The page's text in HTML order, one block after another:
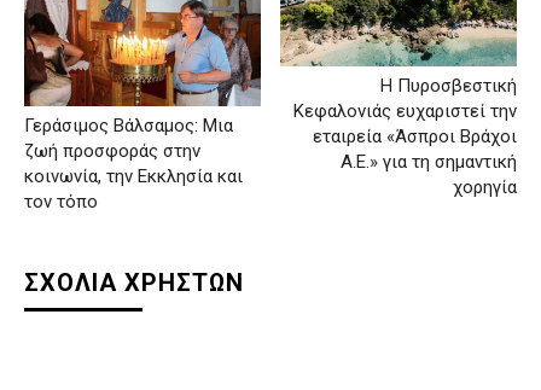
Γεράσιμος Βάλσαμος: Μια
ζωή προσφοράς στην
κοινωνία, την Εκκλησία και
τον τόπο
Η Πυροσβεστική
Κεφαλονιάς ευχαριστεί την
εταιρεία «Άσπροι Βράχοι
Α.Ε.» για τη σημαντική
χορηγία
ΣΧΟΛΙΑ ΧΡΗΣΤΩΝ